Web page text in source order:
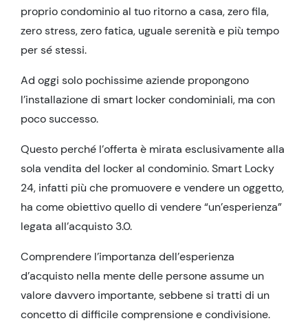
proprio condominio al tuo ritorno a casa, zero fila,
zero stress, zero fatica, uguale serenità e più tempo
per sé stessi.
Ad oggi solo pochissime aziende propongono
l’installazione di smart locker condominiali, ma con
poco successo.
Questo perché l’offerta è mirata esclusivamente alla
sola vendita del locker al condominio. Smart Locky
24, infatti più che promuovere e vendere un oggetto,
ha come obiettivo quello di vendere “un’esperienza”
legata all’acquisto 3.0.
Comprendere l’importanza dell’esperienza
d’acquisto nella mente delle persone assume un
valore davvero importante, sebbene si tratti di un
concetto di difficile comprensione e condivisione.